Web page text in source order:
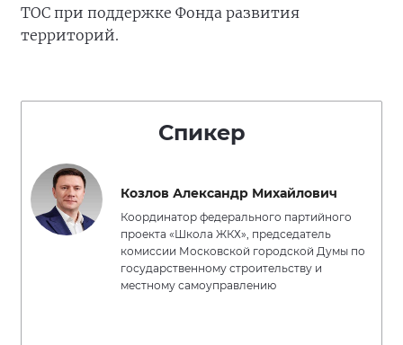
ТОС при поддержке Фонда развития
территорий.
Спикер
Козлов Александр Михайлович
Координатор федерального партийного
проекта «Школа ЖКХ», председатель
комиссии Московской городской Думы по
государственному строительству и
местному самоуправлению